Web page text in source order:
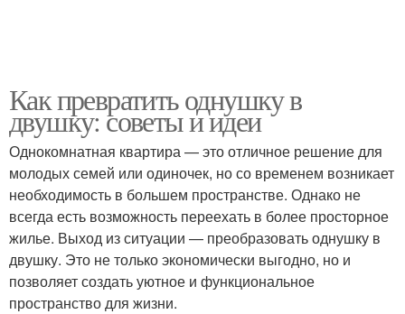
Как превратить однушку в
двушку: советы и идеи
Однокомнатная квартира — это отличное решение для
молодых семей или одиночек, но со временем возникает
необходимость в большем пространстве. Однако не
всегда есть возможность переехать в более просторное
жилье. Выход из ситуации — преобразовать однушку в
двушку. Это не только экономически выгодно, но и
позволяет создать уютное и функциональное
пространство для жизни.